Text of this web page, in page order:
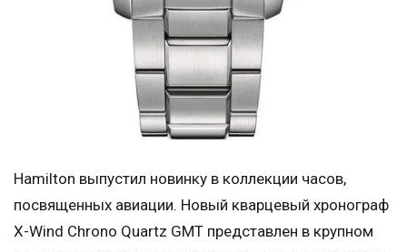
Hamilton выпустил новинку в коллекции часов,
посвященных авиации. Новый кварцевый хронограф
X-Wind Chrono Quartz GMT представлен в крупном